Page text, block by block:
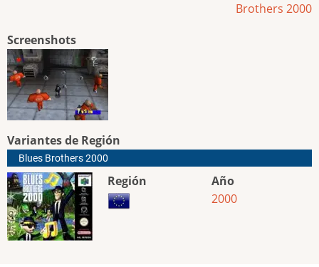
Brothers 2000
Screenshots
Variantes de Región
Blues Brothers 2000
Región
Año
2000